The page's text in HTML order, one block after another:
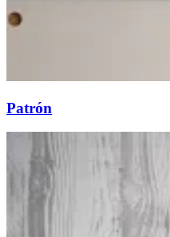
Patrón